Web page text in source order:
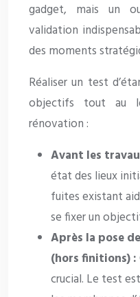
gadget, mais un
validation
des moments
Réaliser un test
objectifs tout au
rénovation :
Avant les
état des lieux
fuites existant
se fixer un
Après la pose
(hors finitions) :
crucial. Le test